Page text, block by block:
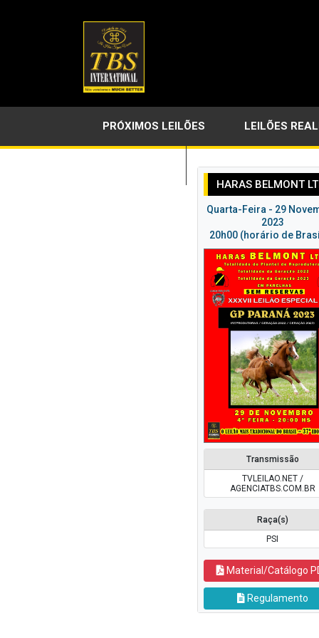
PRÓXIMOS LEILÕES LEILÕES
HARAS BELMONT
Quarta-Feira - 29
2023
20h00 (horário de
Transmissão
TVLEILAO.NET /
AGENCIATBS.COM.BR
Raça(s)
PSI
Material/Catálogo
Regulamento